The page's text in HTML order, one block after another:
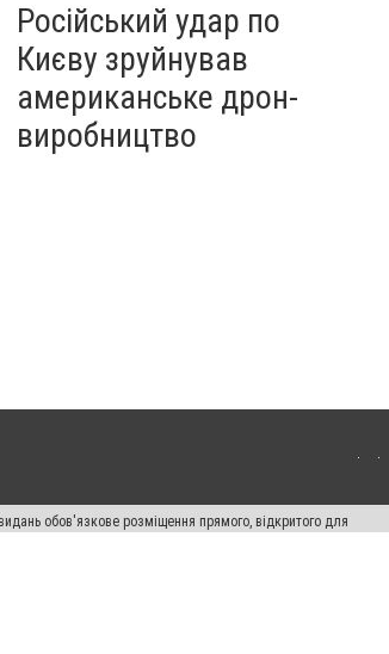
Російський удар по
Києву зруйнував
американське дрон-
виробництво
обов'язкове розміщення прямого, відкритого для